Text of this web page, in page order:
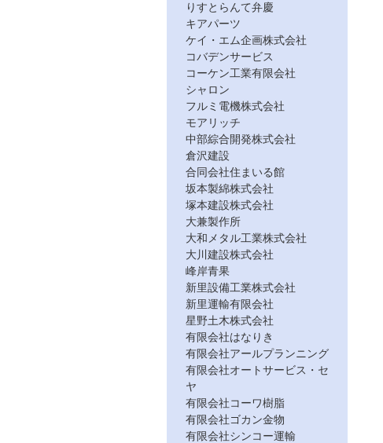
りすとらんて弁慶
キアパーツ
ケイ・エム企画株式会社
コバデンサービス
コーケン工業有限会社
シャロン
フルミ電機株式会社
モアリッチ
中部綜合開発株式会社
倉沢建設
合同会社住まいる館
坂本製綿株式会社
塚本建設株式会社
大兼製作所
大和メタル工業株式会社
大川建設株式会社
峰岸青果
新里設備工業株式会社
新里運輸有限会社
星野土木株式会社
有限会社はなりき
有限会社アールプランニング
有限会社オートサービス・セ
ヤ
有限会社コーワ樹脂
有限会社ゴカン金物
有限会社シンコー運輸